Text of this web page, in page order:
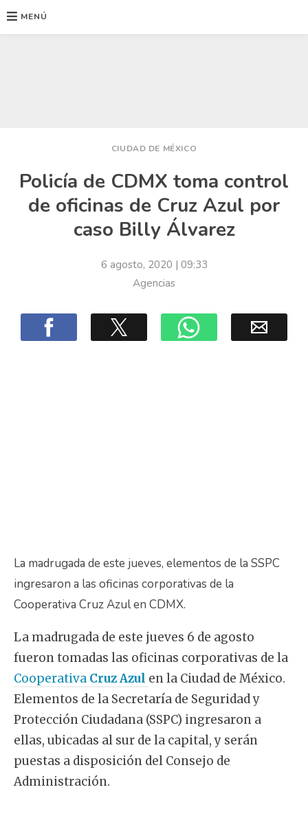
MENÚ
CIUDAD DE MÉXICO
Policía de CDMX toma control
de oficinas de Cruz Azul por
caso Billy Álvarez
6 agosto, 2020 | 09:33
Agencias
La madrugada de este jueves, elementos de la SSPC
ingresaron a las oficinas corporativas de la
Cooperativa Cruz Azul en CDMX.
La madrugada de este jueves 6 de agosto
fueron tomadas las oficinas corporativas de la
Cooperativa Cruz Azul en la Ciudad de México.
Elementos de la Secretaría de Seguridad y
Protección Ciudadana (SSPC) ingresaron a
ellas, ubicadas al sur de la capital, y serán
puestas a disposición del Consejo de
Administración.